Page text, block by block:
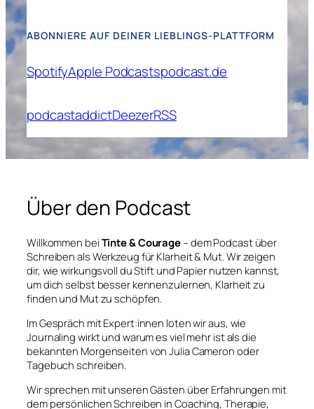
ABONNIERE AUF DEINER LIEBLINGS-PLATTFORM
SpotifyApple Podcastspodcast.de
podcastaddictDeezerRSS
Über den Podcast
Willkommen bei Tinte & Courage – dem Podcast über
Schreiben als Werkzeug für Klarheit & Mut. Wir zeigen
dir, wie wirkungsvoll du Stift und Papier nutzen kannst,
um dich selbst besser kennenzulernen, Klarheit zu
finden und Mut zu schöpfen.
Im Gespräch mit Expert:innen loten wir aus, wie
Journaling wirkt und warum es viel mehr ist als die
bekannten Morgenseiten von Julia Cameron oder
Tagebuch schreiben.
Wir sprechen mit unseren Gästen über Erfahrungen mit
dem persönlichen Schreiben in Coaching, Therapie,